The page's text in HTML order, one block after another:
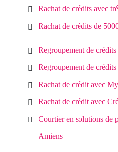
Rachat de crédits avec
Rachat de crédits de
Regroupement de
Regroupement de
Rachat de crédit avec
Rachat de crédit avec
Courtier en solutions de
Amiens